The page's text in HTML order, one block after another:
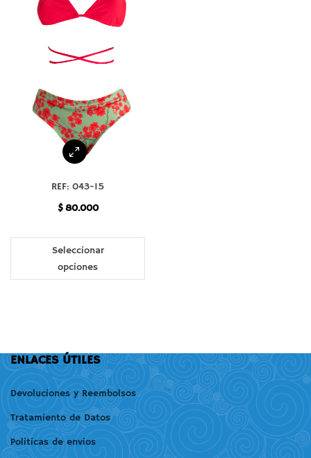
REF: 043-15
$80.000
Seleccionar
opciones
ENLACES ÚTILES
Devoluciones y Reembolsos
Tratamiento de Datos
Politicas de envios